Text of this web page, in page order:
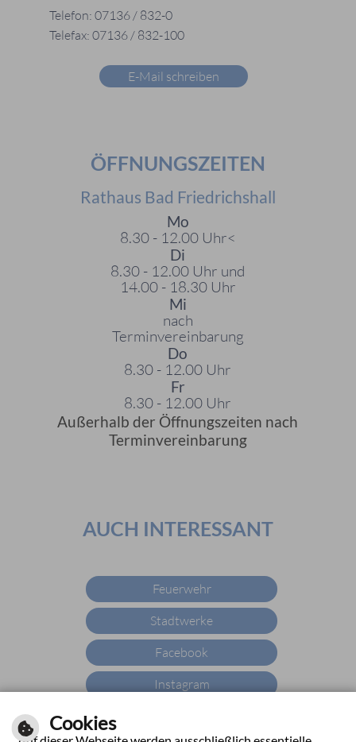
Telefon: 07136 / 832-0
Telefax: 07136 / 832-100
E-Mail schreiben
ÖFFNUNGSZEITEN
Rathaus Bad Friedrichshall
Mo
8.30 - 12.00 Uhr<
Di
8.30 - 12.00 Uhr und
14.00 - 18.30 Uhr
Mi
nach
Terminvereinbarung
Do
8.30 - 12.00 Uhr
Fr
8.30 - 12.00 Uhr
Außerhalb der Öffnungszeiten nach
Terminvereinbarung
AUCH INTERESSANT
Feuerwehr
Stadtwerke
Facebook
Instagram
Cookies